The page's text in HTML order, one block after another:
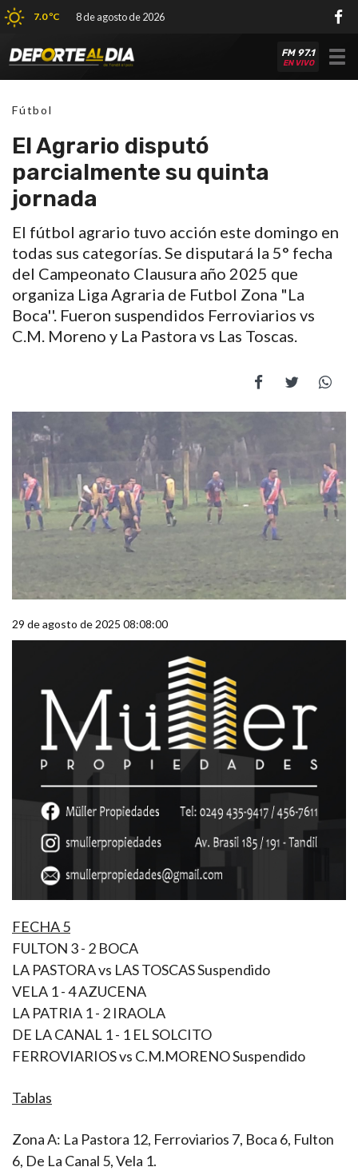
7.0 ºC 8 de agosto de 2026
FM 97.1
EN VIVO
Fútbol
El Agrario disputó
parcialmente su quinta
jornada
El fútbol agrario tuvo acción este domingo en
todas sus categorías. Se disputará la 5° fecha
del Campeonato Clausura año 2025 que
organiza Liga Agraria de Futbol Zona "La
Boca''. Fueron suspendidos Ferroviarios vs
C.M. Moreno y La Pastora vs Las Toscas.
29 de agosto de 2025 08:08:00
FECHA 5
FULTON 3 - 2 BOCA
LA PASTORA vs LAS TOSCAS Suspendido
VELA 1 - 4 AZUCENA
LA PATRIA 1 - 2 IRAOLA
DE LA CANAL 1 - 1 EL SOLCITO
FERROVIARIOS vs C.M.MORENO Suspendido
Tablas
Zona A: La Pastora 12, Ferroviarios 7, Boca 6, Fulton
6, De La Canal 5, Vela 1.